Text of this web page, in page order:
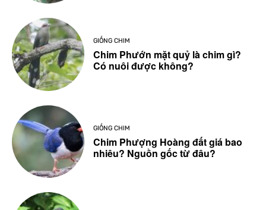
GIỐNG CHIM
Chim Phướn mặt quỷ là chim gì?
Có nuôi được không?
GIỐNG CHIM
Chim Phượng Hoàng đất giá bao
nhiêu? Nguồn gốc từ đâu?